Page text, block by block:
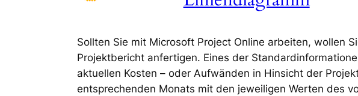
Sollten Sie mit Microsoft Project Online arbeiten, wollen
Projektbericht anfertigen. Eines der
aktuellen Kosten – oder Aufwänden in Hinsicht der
entsprechenden Monats mit den jeweiligen Werten des